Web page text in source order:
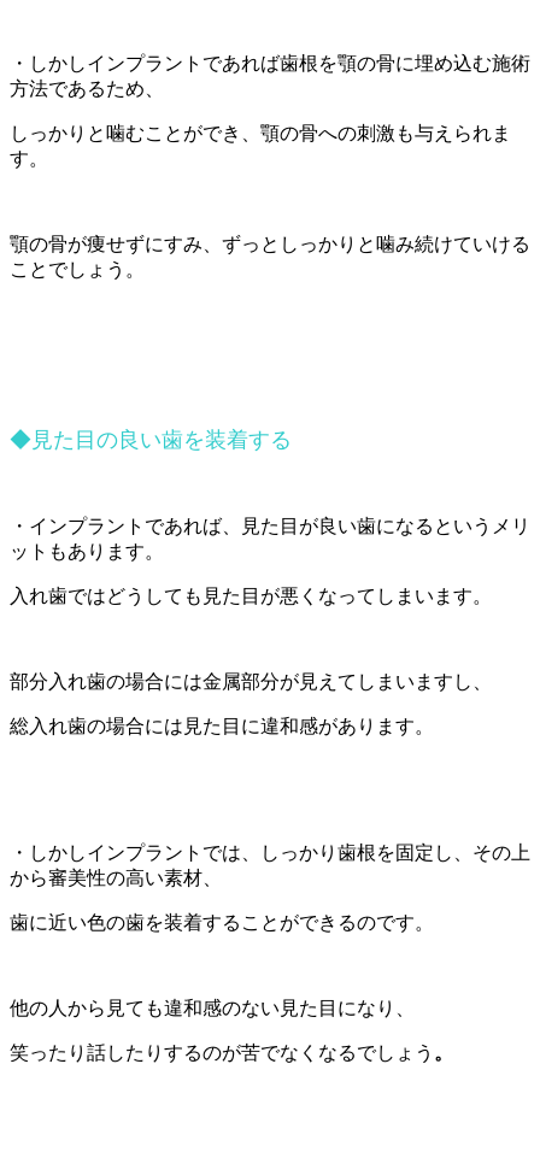
・しかしインプラントであれば歯根を顎の骨に埋め込む施術
方法であるため、
しっかりと噛むことができ、顎の骨への刺激も与えられま
す。
顎の骨が痩せずにすみ、ずっとしっかりと噛み続けていける
ことでしょう。
◆見た目の良い歯を装着する
・インプラントであれば、見た目が良い歯になるというメリ
ットもあります。
入れ歯ではどうしても見た目が悪くなってしまいます。
部分入れ歯の場合には金属部分が見えてしまいますし、
総入れ歯の場合には見た目に違和感があります。
・しかしインプラントでは、しっかり歯根を固定し、その上
から審美性の高い素材、
歯に近い色の歯を装着することができるのです。
他の人から見ても違和感のない見た目になり、
笑ったり話したりするのが苦でなくなるでしょう 。